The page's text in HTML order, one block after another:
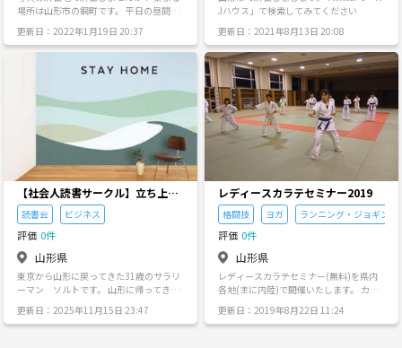
場所は山形市の銅町です。 平日の昼間か
ンバー集まって麻雀三昧どうでしょうか
更新日：2022年1月19日 20:37
Jハウス」で検索してみてください
更新日：2021年8月13日 20:08
【社会人読書サークル】立ち上げ
たいです。
読書会 ビジネス
評価 0件
山形県
東京から山形に戻ってきた31歳のサラリ
ーマン ソルトです。 山形に帰ってきて
い立ちました。 そこで社会人の読書会み
たいなものをまずやってみたいなと思い
更新日：2025年11月15日 23:47
レディースカラテセミナー2019
格闘技 ヨガ ランニング・ジョギング
評価 0件
山形県
レディースカラテセミナー(無料)を県内
各地(主に内陸)で開催いたします。 カラ
更新日：2019年8月22日 11:24